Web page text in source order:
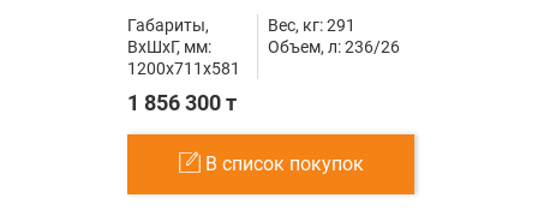
Габариты,
ВxШxГ, мм:
1200x711x581
Вес, кг: 291
Объем, л: 236/26
1 856 300 т
В список покупок